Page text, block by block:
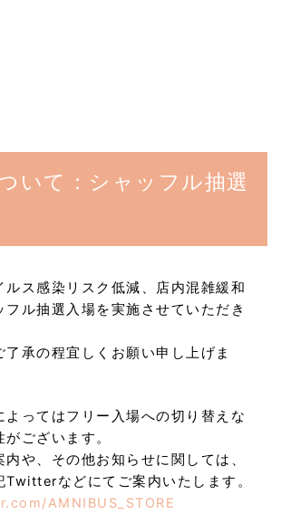
いて：シャッフル抽選
ルス感染リスク低減、店内混雑緩和
フル抽選入場を実施させていただき
了承の程宜しくお願い申し上げま
よってはフリー入場への切り替えな
ございます。
内や、その他お知らせに関しては、
Twitterなどにてご案内いたします。
AMNIBUS_STORE